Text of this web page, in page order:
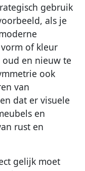
gebruik
als je
of kleur
en nieuw te
ook
van
dat er visuele
en
rust en
gelijk moet